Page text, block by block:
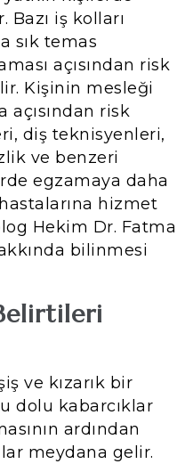
Bazı iş kolları
sık temas
açısından risk
Kişinin mesleği
risk
diş teknisyenleri,
ve benzeri
egzamaya daha
hizmet
Hekim Dr. Fatma
bilinmesi
ve kızarık bir
dolu kabarcıklar
ardından
meydana gelir.